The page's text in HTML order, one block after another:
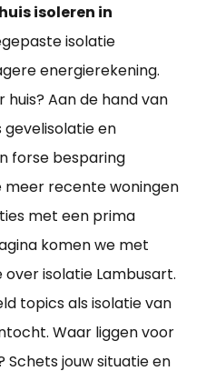
huis isoleren in
isolatie
energierekening.
huis? Aan de hand van
en
forse besparing
meer recente woningen
met een prima
komen we met
isolatie Lambusart.
topics als isolatie van
Waar liggen voor
Schets jouw situatie en